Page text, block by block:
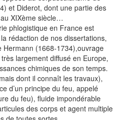
et Diderot, dont une partie des
XIXème siècle…
phlogistique en France est
rédaction de nos dissertations,
Hermann (1668-1734),ouvrage
largement diffusé en Europe,
chimiques de son temps.
dont il connaît les travaux),
d’un principe du feu, appelé
du feu), fluide impondérable
des corps et agent multiple